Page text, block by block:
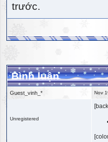
trước.
Bình luận
Guest_vinh_* Nov
Unregistered